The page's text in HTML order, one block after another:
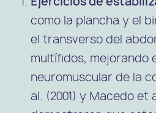
como la plancha y el
el transverso del
multífidos, mejorando
neuromuscular de la
al. (2001) y Macedo et